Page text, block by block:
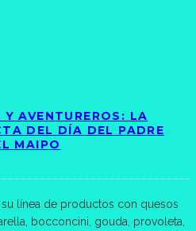
AVENTUREROS: LA
DEL DÍA DEL PADRE
MAIPO
línea de productos con quesos
bocconcini, gouda, provoleta,